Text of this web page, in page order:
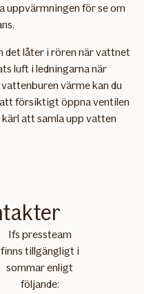
uppvärmningen för se om
det låter i rören när vattnet
luft i ledningarna när
värme kan du
försiktigt öppna ventilen
att samla upp vatten
Ifs pressteam
finns tillgängligt i
sommar enligt
följande: